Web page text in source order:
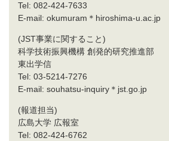
Tel: 082-424-7633
E-mail: okumuram＊hiroshima-u.ac.jp
(JST事業に関すること)
科学技術振興機構 創発的研究推進部
東出学信
Tel: 03-5214-7276
E-mail: souhatsu-inquiry＊jst.go.jp
(報道担当)
広島大学 広報室
Tel: 082-424-6762